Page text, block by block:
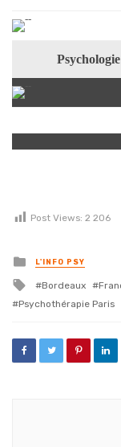
Psychologie
Post Views: 2 206
Posted in
L'INFO PSY
Tagged with
Bordeaux
Psychothérapie Paris